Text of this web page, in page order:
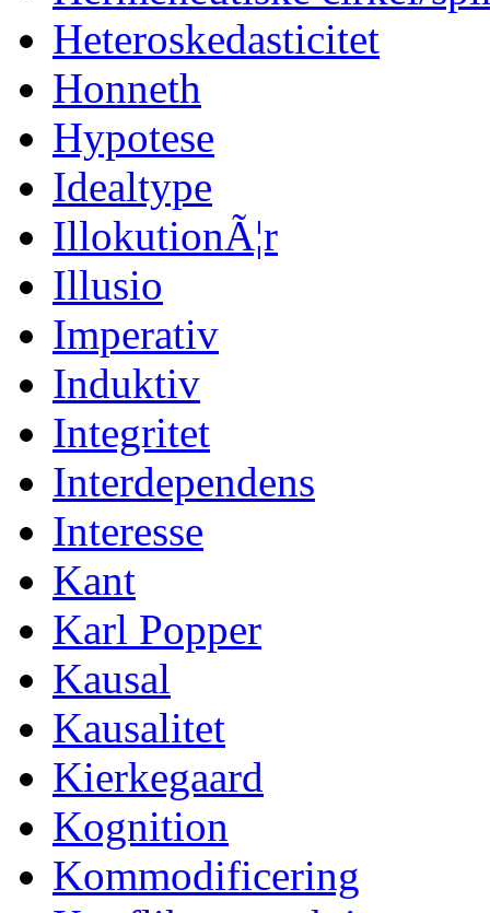
Heteroskedasticitet
Honneth
Hypotese
Idealtype
IllokutionÃ¦r
Illusio
Imperativ
Induktiv
Integritet
Interdependens
Interesse
Kant
Karl Popper
Kausal
Kausalitet
Kierkegaard
Kognition
Kommodificering